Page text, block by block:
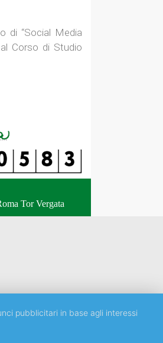
di “Social Media
Corso di Studio
Tor Vergata
pubblicitari in base agli interessi